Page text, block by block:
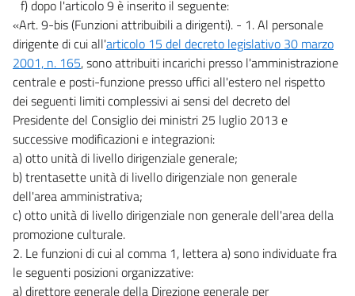
f) dopo l'articolo 9 è inserito il seguente:
«Art. 9-bis (Funzioni attribuibili a dirigenti). - 1. Al personale
dirigente di cui all'articolo 15 del decreto legislativo 30 marzo
2001, n. 165, sono attribuiti incarichi presso l'amministrazione
centrale e posti-funzione presso uffici all'estero nel rispetto
dei seguenti limiti complessivi ai sensi del decreto del
Presidente del Consiglio dei ministri 25 luglio 2013 e
successive modificazioni e integrazioni:
a) otto unità di livello dirigenziale generale;
b) trentasette unità di livello dirigenziale non generale
dell'area amministrativa;
c) otto unità di livello dirigenziale non generale dell'area della
promozione culturale.
2. Le funzioni di cui al comma 1, lettera a) sono individuate fra
le seguenti posizioni organizzative:
a) direttore generale della Direzione generale per